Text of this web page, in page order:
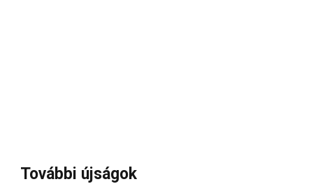
További újságok